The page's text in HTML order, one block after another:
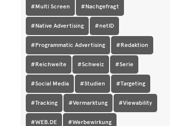
#Multi Screen #Nachgefragt
#Native Advertising #netID
#Programmatic Advertising #Redaktion
#Reichweite #Schweiz #Serie
#Social Media #Studien #Targeting
#Tracking #Vermarktung #Viewability
#WEB.DE #Werbewirkung